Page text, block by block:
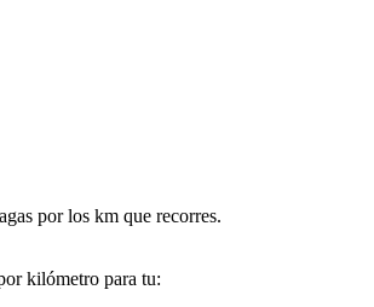
por los km que recorres.
kilómetro para tu: